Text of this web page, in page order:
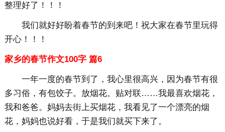
整理好了！！！
我们就好好盼着春节的到来吧！祝大家在春节里玩得
开心！！！
家乡的春节作文100字 篇6
一年一度的春节到了，我心里很高兴，因为春节有很
多习俗，有包饺子。放烟花。贴对联……我最喜欢烟花，
我和爸爸。妈妈去街上买烟花，我看见了一个漂亮的烟
花，妈妈也说好看，于是我们就买下来了。